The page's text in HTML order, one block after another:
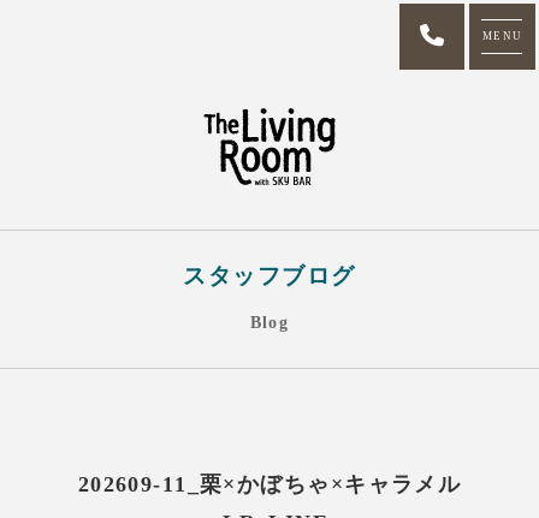
MENU
スタッフブログ
Blog
202609-11_栗×かぼちゃ×キャラメル